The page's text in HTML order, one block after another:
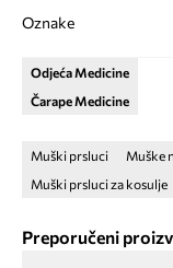
Oznake
Odjeća Medicine
Čarape Medicine
Muški prsluci Muške
Muški prsluci za kosulje
Preporučeni